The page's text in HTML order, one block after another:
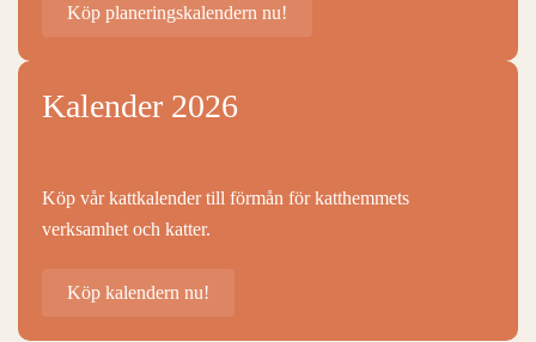
Köp planeringskalendern nu!
Kalender 2026
Köp vår kattkalender till förmån för katthemmets
verksamhet och katter.
Köp kalendern nu!